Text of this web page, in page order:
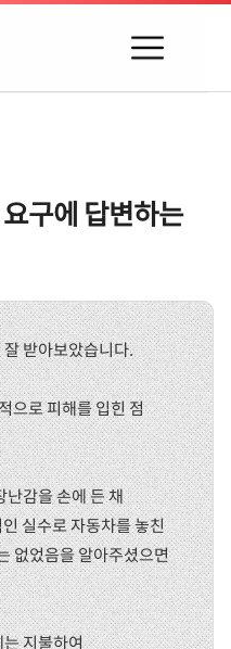
구에 답변하는
받아보았습니다.
으로 피해를 입힌 점
감을 손에 든 채
실수로 자동차를 놓친
없었음을 알아주셨으면
지불하여